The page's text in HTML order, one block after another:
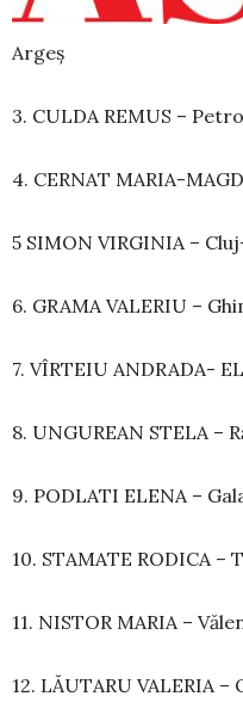
Argeș
3. CULDA REMUS –
4. CERNAT MARIA-
5 SIMON VIRGINIA –
6. GRAMA VALERIU –
7. VÎRTEIU ANDRADA-
8. UNGUREAN STELA –
9. PODLATI ELENA –
10. STAMATE RODICA –
11. NISTOR MARIA –
12. LĂUTARU VALERIA